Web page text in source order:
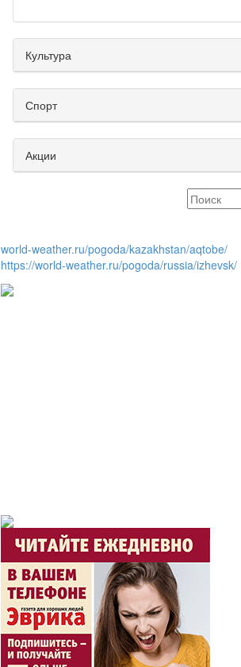
Культура
Спорт
Акции
world-weather.ru/pogoda/kazakhstan/aqtobe/
https://world-weather.ru/pogoda/russia/izhevsk/